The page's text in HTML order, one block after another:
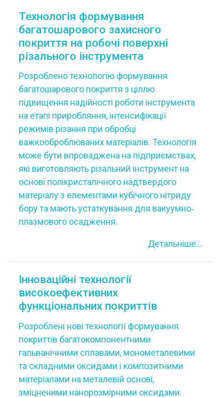
Технологія формування
багатошарового захисного
покриття на робочі поверхні
різального інструмента
Розроблено технологію формування
багатошарового покриття з ціллю
підвищення надійності роботи інструмента
на етапі приробляння, інтенсифікації
режимів різання при обробці
важкооброблюваних матеріалів. Технологія
може бути впроваджена на підприємствах,
які виготовляють різальний інструмент на
основі полікристалічного надтвердого
матеріалу з елементами кубічного нітриду
бору та мають устаткування для вакуумно‐
плазмового осадження.
Детальніше...
Інноваційні технології
високоефективних
функціональних покриттів
Розроблені нові технології формування
покриттів багатокомпонентними
гальванічними сплавами, монометалевими
та складними оксидами і композитними
матеріалами на металевій основі,
зміцненими нанорозмірними оксидами.